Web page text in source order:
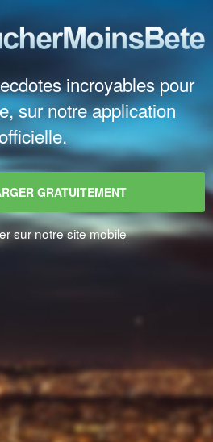
incroyables pour
sur notre application
GRATUITEMENT
sur notre site mobile